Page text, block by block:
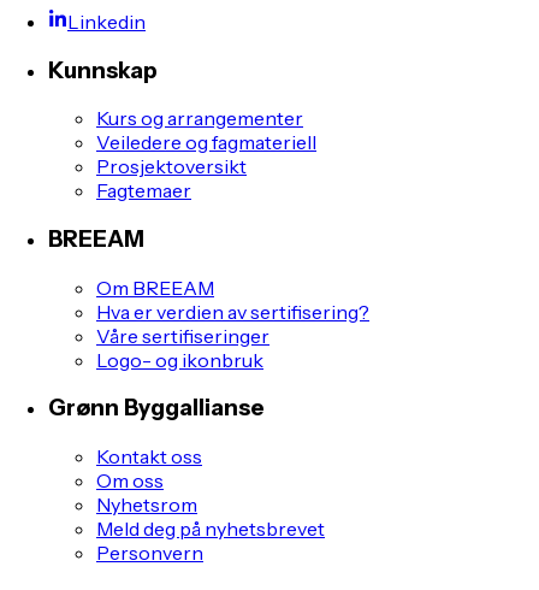
Linkedin
Kunnskap
Kurs og arrangementer
Veiledere og fagmateriell
Prosjektoversikt
Fagtemaer
BREEAM
Om BREEAM
Hva er verdien av sertifisering?
Våre sertifiseringer
Logo- og ikonbruk
Grønn Byggallianse
Kontakt oss
Om oss
Nyhetsrom
Meld deg på nyhetsbrevet
Personvern